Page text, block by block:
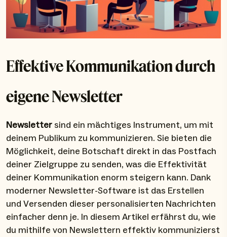
Effektive Kommunikation durch
eigene Newsletter
Newsletter sind ein mächtiges Instrument, um mit
deinem Publikum zu kommunizieren. Sie bieten die
Möglichkeit, deine Botschaft direkt in das Postfach
deiner Zielgruppe zu senden, was die Effektivität
deiner Kommunikation enorm steigern kann. Dank
moderner Newsletter-Software ist das Erstellen
und Versenden dieser personalisierten Nachrichten
einfacher denn je. In diesem Artikel erfährst du, wie
du mithilfe von Newslettern effektiv kommunizierst